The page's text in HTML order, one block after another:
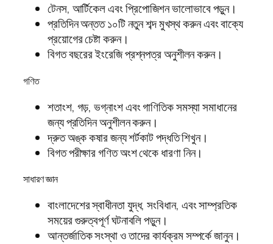
টেনস, আর্টিকেল এবং প্রিপোজিশন ভালোভাবে পড়ুন।
প্রতিদিন অন্তত ১০টি নতুন শব্দ মুখস্থ করুন এবং বাক্যে
প্রয়োগের চেষ্টা করুন।
বিগত বছরের ইংরেজি প্রশ্নপত্র অনুশীলন করুন।
গণিত
শতাংশ, গড়, ভগ্নাংশ এবং গাণিতিক সমস্যা সমাধানের
জন্য প্রতিদিন অনুশীলন করুন।
দ্রুত অঙ্ক কষার জন্য শর্টকাট পদ্ধতি শিখুন।
বিগত পরীক্ষার গণিত অংশ থেকে ধারণা নিন।
সাধারণ জ্ঞান
বাংলাদেশের স্বাধীনতা যুদ্ধ, সংবিধান, এবং সাম্প্রতিক
সময়ের গুরুত্বপূর্ণ ঘটনাবলি পড়ুন।
আন্তর্জাতিক সংস্থা ও তাদের কার্যক্রম সম্পর্কে জানুন।